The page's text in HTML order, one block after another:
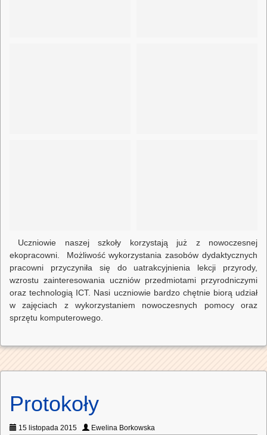
Uczniowie naszej szkoły korzystają już z nowoczesnej
ekopracowni. Możliwość wykorzystania zasobów dydaktycznych
pracowni przyczyniła się do uatrakcyjnienia lekcji przyrody,
wzrostu zainteresowania uczniów przedmiotami przyrodniczymi
oraz technologią ICT. Nasi uczniowie bardzo chętnie biorą udział
w zajęciach z wykorzystaniem nowoczesnych pomocy oraz
sprzętu komputerowego.
Protokoły
15 listopada 2015 Ewelina Borkowska